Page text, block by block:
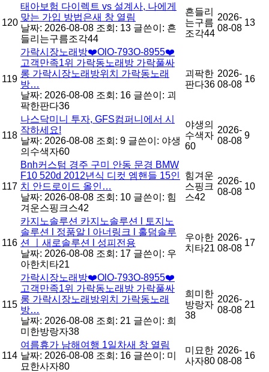
120
태아보험 다이렉트 vs 설계사, 나에게
맞는 가입 방법은새 창 열림
날짜: 2026-08-08 조회: 13 글쓴이: 흔
들리는구름조각44
흔들리
는구름
조각44
2026-
08-08
13
119
가락시장노래방❤️OlO-793O-8955❤️
고객만족1위 가락동노래방 가락풀싸
롱 가락시장노래방위치 가락동노래
방…
날짜: 2026-08-08 조회: 16 글쓴이: 괴
팍한판다36
괴팍한
판다36
2026-
08-08
16
118
나스닥미니 투자, GFS컴퍼니에서 시
작하세요!
날짜: 2026-08-08 조회: 9 글쓴이: 야생
의수색자60
야생의
수색자
60
2026-
08-08
9
117
Bnh커스텀 경주 구미 안동 문경 BMW
F10 520d 2012년식 디컷 엠핸들 15인
치 안드로이드 올인…
날짜: 2026-08-08 조회: 10 글쓴이: 힘
겨운스핑크스42
힘겨운
스핑크
스42
2026-
08-08
10
116
카지노솔루션 카지노솔루션 l 토지노
솔루션 l 정품알 l 아너링크 l 홀덤솔루
션 ㅣ새로솔루션 l 성피전용
날짜: 2026-08-08 조회: 17 글쓴이: 우
아한치타21
우아한
치타21
2026-
08-08
17
115
가락시장노래방❤️OlO-793O-8955❤️
고객만족1위 가락동노래방 가락풀싸
롱 가락시장노래방위치 가락동노래
방…
날짜: 2026-08-08 조회: 21 글쓴이: 희
미한방랑자38
희미한
방랑자
38
2026-
08-08
21
114
여름휴가 남해여행 1일차새 창 열림
날짜: 2026-08-08 조회: 16 글쓴이: 미
묘한사자80
미묘한
사자80
2026-
08-08
16